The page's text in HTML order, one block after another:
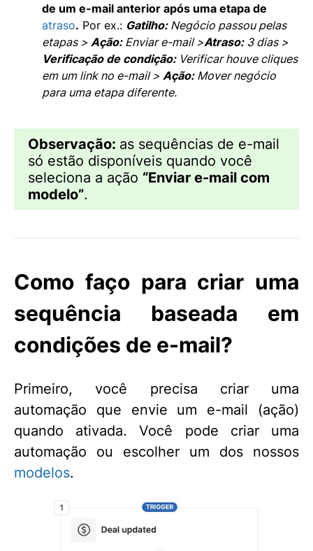
de um e-mail anterior após uma etapa de
atraso. Por ex.: Gatilho: Negócio passou pelas
etapas > Ação:Enviar e-mail>Atraso:3 dias >
Verificação de condição: Verificar houve cliques
em um link no e-mail > Ação:Movernegócio
para uma etapa diferente.
Observação: as sequências de e-mail
só estão disponíveis quando você
seleciona a ação “Enviar e-mail com
modelo”.
Como faço para criar uma
sequência baseada em
condições de e-mail?
Primeiro, você precisa criar uma
automação que envie um e-mail (ação)
quando ativada. Você pode criar uma
automação ou escolher um dos nossos
modelos.